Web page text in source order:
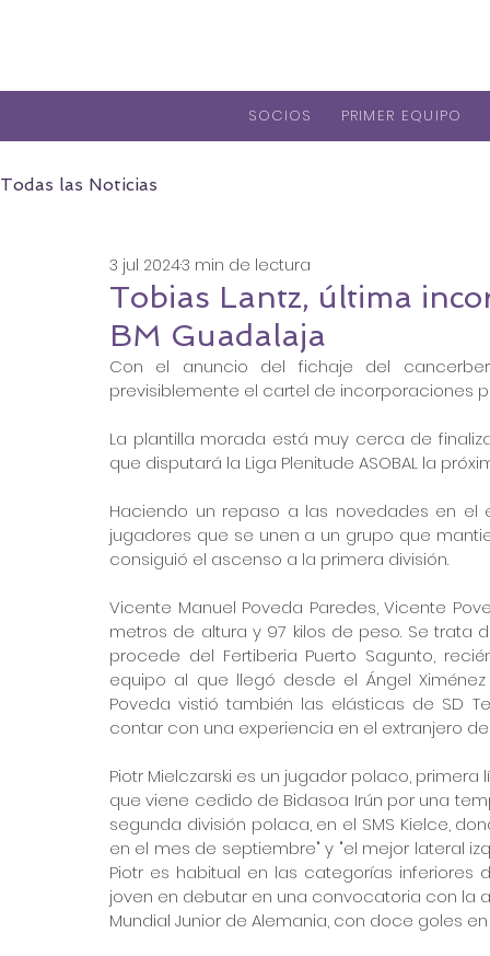
SOCIOS PRIMER EQUIPO
Todas las Noticias
Tobias Lantz, última
BM Guadalaja
3 jul 20243 min de lectura
Con el anuncio del fichaje del
previsiblemente el cartel de incorporaciones
La plantilla morada está muy cerca de
que disputará la Liga Plenitude ASOBAL la
Haciendo un repaso a las novedades en el
jugadores que se unen a un grupo que
consiguió el ascenso a la primera división.
Vicente Manuel Poveda Paredes, Vicente
metros de altura y 97 kilos de peso. Se trata
procede del Fertiberia Puerto Sagunto,
equipo al que llegó desde el Ángel
Poveda vistió también las elásticas de SD
contar con una experiencia en el extranjero
Piotr Mielczarski es un jugador polaco, primera
que viene cedido de Bidasoa Irún por una
segunda división polaca, en el SMS Kielce,
en el mes de septiembre" y "el mejor lateral
Piotr es habitual en las categorías
joven en debutar en una convocatoria con la
Mundial Junior de Alemania, con doce goles